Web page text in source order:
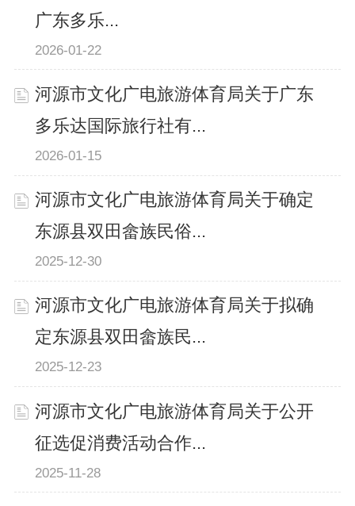
广东多乐...
2026-01-22
河源市文化广电旅游体育局关于广东
多乐达国际旅行社有...
2026-01-15
河源市文化广电旅游体育局关于确定
东源县双田畲族民俗...
2025-12-30
河源市文化广电旅游体育局关于拟确
定东源县双田畲族民...
2025-12-23
河源市文化广电旅游体育局关于公开
征选促消费活动合作...
2025-11-28